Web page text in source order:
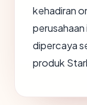
kehadiran
perusahaan
dipercaya
produk